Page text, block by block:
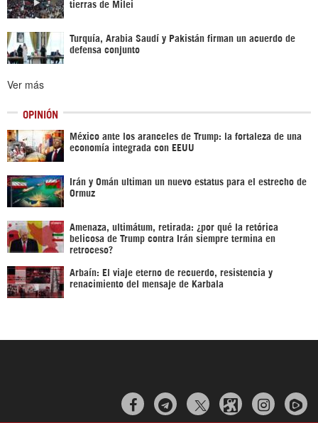
tierras de Milei
Turquía, Arabia Saudí y Pakistán firman un acuerdo de
defensa conjunto
Ver más
OPINIÓN
México ante los aranceles de Trump: la fortaleza de una
economía integrada con EEUU
Irán y Omán ultiman un nuevo estatus para el estrecho de
Ormuz
Amenaza, ultimátum, retirada: ¿por qué la retórica
belicosa de Trump contra Irán siempre termina en
retroceso?
Arbaín: El viaje eterno de recuerdo, resistencia y
renacimiento del mensaje de Karbala
  